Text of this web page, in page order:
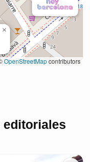
editoriales